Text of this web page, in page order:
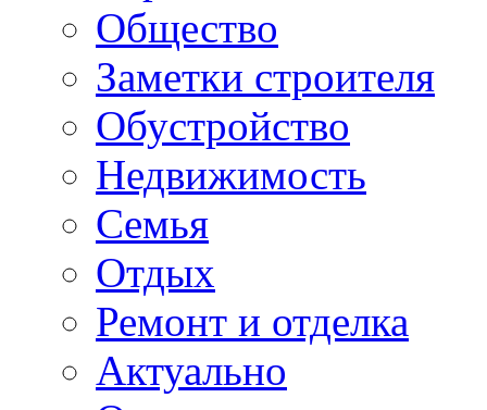
Общество
Заметки строителя
Обустройство
Недвижимость
Семья
Отдых
Ремонт и отделка
Актуально